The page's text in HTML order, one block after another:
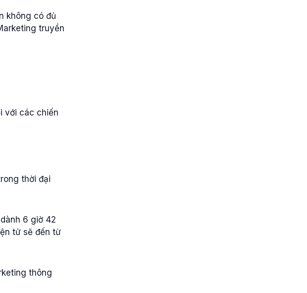
không có đủ
truyền
với các chiến
thời đại
6 giờ 42
tử sẽ đến từ
thông